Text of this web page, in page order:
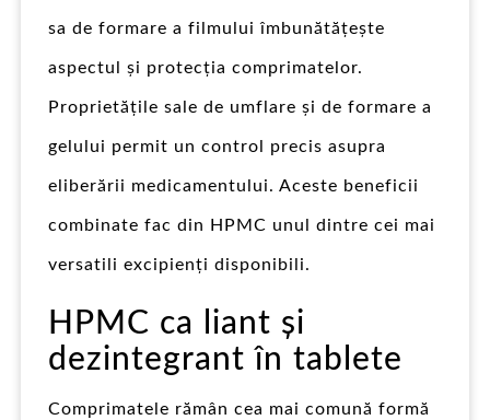
sa de formare a filmului îmbunătățește
aspectul și protecția comprimatelor.
Proprietățile sale de umflare și de formare a
gelului permit un control precis asupra
eliberării medicamentului. Aceste beneficii
combinate fac din HPMC unul dintre cei mai
versatili excipienți disponibili.
HPMC ca liant și
dezintegrant în tablete
Comprimatele rămân cea mai comună formă